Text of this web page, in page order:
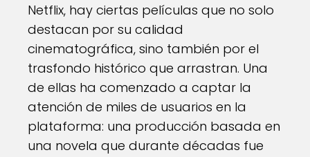
Netflix, hay ciertas películas que no solo
destacan por su calidad
cinematográfica, sino también por el
trasfondo histórico que arrastran. Una
de ellas ha comenzado a captar la
atención de miles de usuarios en la
plataforma: una producción basada en
una novela que durante décadas fue